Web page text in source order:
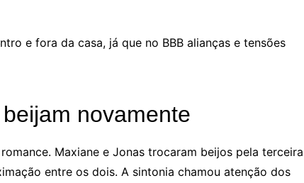
e fora da casa, já que no BBB alianças e tensões
novamente
Maxiane e Jonas trocaram beijos pela terceira
entre os dois. A sintonia chamou atenção dos